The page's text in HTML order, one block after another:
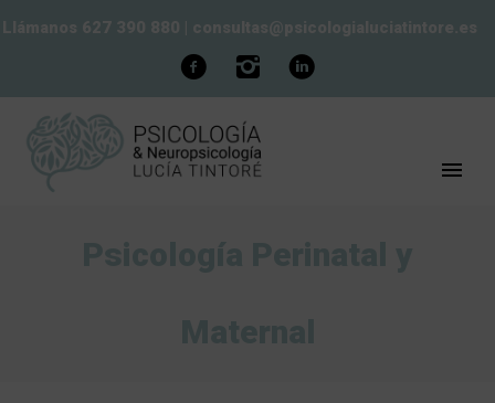
Llámanos 627 390 880 | consultas@psicologialuciatintore.es